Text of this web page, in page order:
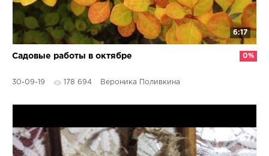
6:17
Садовые работы в октябре
30-09-19 178 694 Вероника Поливкина
0%